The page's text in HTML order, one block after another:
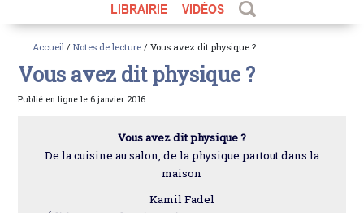
LIBRAIRIE
VIDÉOS
Accueil / Notes de lecture / Vous avez dit physique ?
Vous avez dit physique ?
Publié en ligne le 6 janvier 2016
Vous avez dit physique ?
De la cuisine au salon, de la physique partout dans la
maison
Kamil Fadel